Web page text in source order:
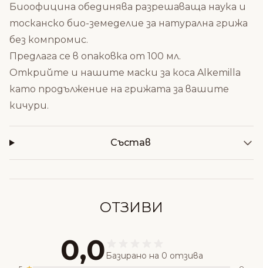
Биоофицина обединява разрешаваща наука и
тосканско био-земеделие за натурална грижа
без компромис.
Предлага се в опаковка от 100 мл.
Открийте и нашите маски за коса Alkemilla
като продължение на грижата за вашите
кичури.
Състав
ОТЗИВИ
0,0 Базирано на 0 отзива